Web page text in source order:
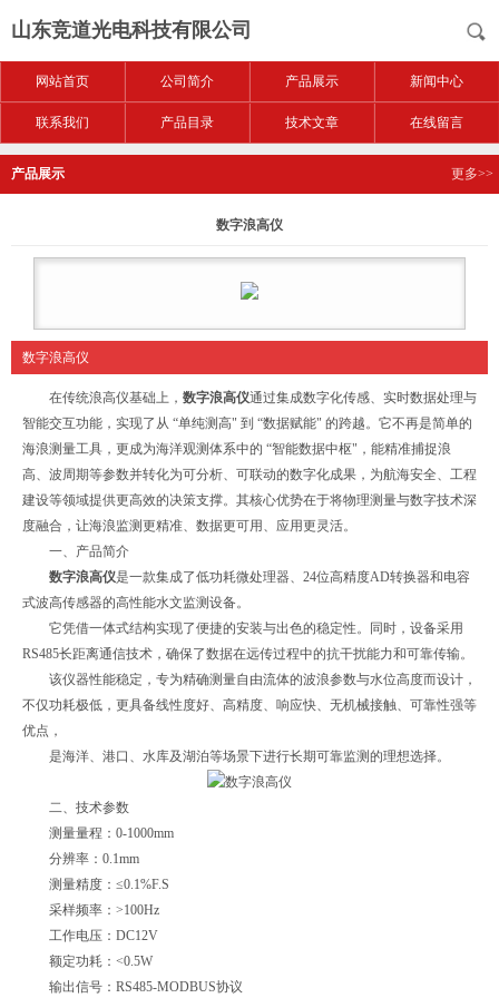
山东竞道光电科技有限公司
网站首页 公司简介 产品展示 新闻中心
联系我们 产品目录 技术文章 在线留言
产品展示 更多>>
数字浪高仪
数字浪高仪
在传统浪高仪基础上， 数字浪高仪通过集成数字化传感、实时数据处理与
智能交互功能，实现了从 “单纯测高" 到 “数据赋能" 的跨越。它不再是简单的
海浪测量工具，更成为海洋观测体系中的 “智能数据中枢"，能精准捕捉浪
高、波周期等参数并转化为可分析、可联动的数字化成果，为航海安全、工程
建设等领域提供更高效的决策支撑。其核心优势在于将物理测量与数字技术深
度融合，让海浪监测更精准、数据更可用、应用更灵活。
一、产品简介
数字浪高仪是一款集成了低功耗微处理器、24位高精度AD转换器和电容
式波高传感器的高性能水文监测设备。
它凭借一体式结构实现了便捷的安装与出色的稳定性。同时，设备采用
RS485长距离通信技术，确保了数据在远传过程中的抗干扰能力和可靠传输。
该仪器性能稳定，专为精确测量自由流体的波浪参数与水位高度而设计，
不仅功耗极低，更具备线性度好、高精度、响应快、无机械接触、可靠性强等
优点，
是海洋、港口、水库及湖泊等场景下进行长期可靠监测的理想选择。
二、技术参数
测量量程：0-1000mm
分辨率：0.1mm
测量精度：≤0.1%F.S
采样频率：>100Hz
工作电压：DC12V
额定功耗：<0.5W
输出信号：RS485-MODBUS协议